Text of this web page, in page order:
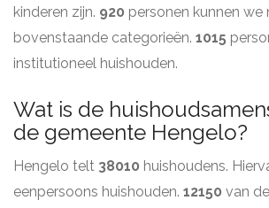
kinderen zijn. 920 personen kunnen we
bovenstaande categorieën. 1015
institutioneel huishouden.
Wat is de
de gemeente Hengelo?
Hengelo telt 38010 huishoudens.
eenpersoons huishouden. 12150 van